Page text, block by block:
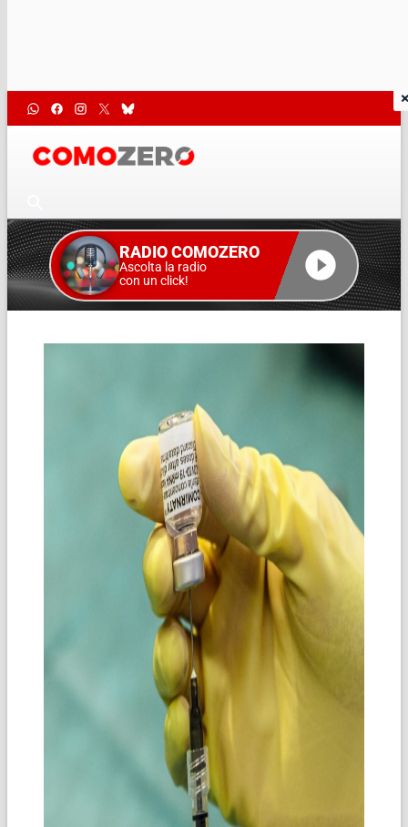
RADIO COMOZERO
Ascolta la radio
con un click!